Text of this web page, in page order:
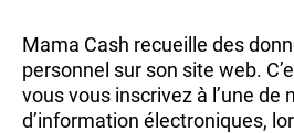
Mama Cash recueille des
personnel sur son site web.
vous vous inscrivez à l’une de
d’information électroniques,